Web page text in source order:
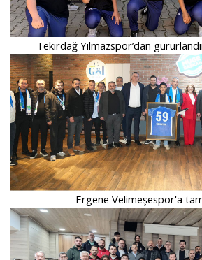
Tekirdağ Yılmazspor’dan
Ergene Velimeşespor'a